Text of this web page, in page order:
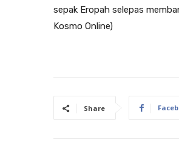
sepak Eropah selepas
Kosmo Online)
Share